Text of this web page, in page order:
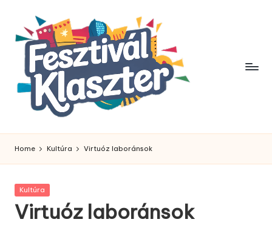
content
Home Kultúra Virtuóz laboránsok
Posted
Kultúra
Virtuóz laboránsok